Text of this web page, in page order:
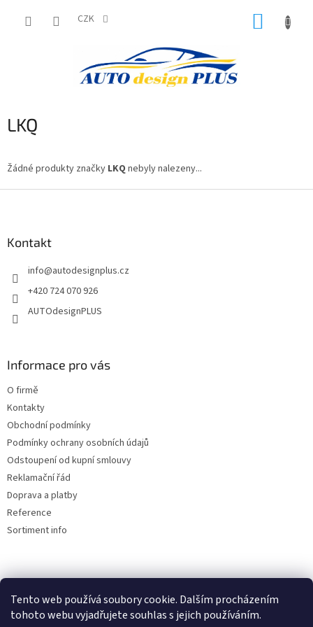
Tento web používá soubory cookie. Dalším procházením
tohoto webu vyjadřujete souhlas s jejich používáním.
🏖️ DOVOLENÁ 6.8.2026 —
CZK
LKQ
Žádné produkty značky LKQnebyly nalezeny...
Kontakt
info@autodesignplus.cz
+420 724 070 926
AUTOdesignPLUS
Informace pro vás
O firmě
Kontakty
Obchodní podmínky
Podmínky ochrany osobních údajů
Odstoupení od kupní smlouvy
Reklamační řád
Doprava a platby
Reference
Sortiment info
Reklamační řád